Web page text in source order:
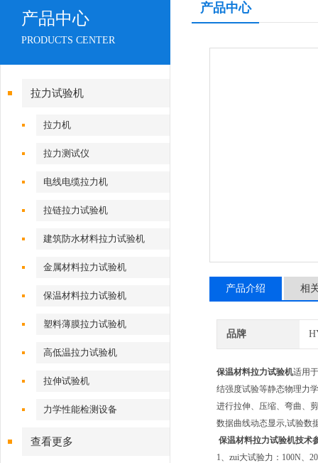
产品中心
PRODUCTS CENTER
拉力试验机
拉力机
拉力测试仪
电线电缆拉力机
拉链拉力试验机
建筑防水材料拉力试验机
金属材料拉力试验机
保温材料拉力试验机
塑料薄膜拉力试验机
高低温拉力试验机
拉伸试验机
力学性能检测设备
查看更多
产品中心
产品介绍 相
品牌
保温材料拉力试验机适用
结强度试验等静态物理力
进行拉伸、压缩、弯曲、
数据曲线动态显示,试验数
保温材料拉力试验机技术
1、zui大试验力：100N、